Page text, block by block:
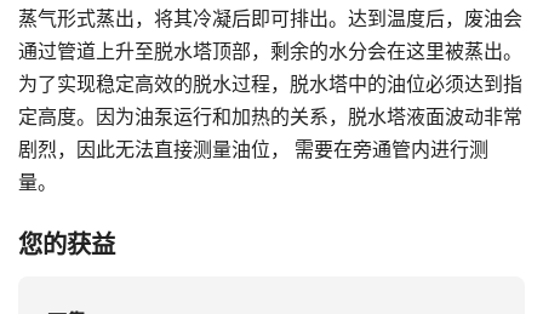
蒸气形式蒸出，将其冷凝后即可排出。达到温度后，废油会
通过管道上升至脱水塔顶部，剩余的水分会在这里被蒸出。
为了实现稳定高效的脱水过程，脱水塔中的油位必须达到指
定高度。因为油泵运行和加热的关系，脱水塔液面波动非常
剧烈，因此无法直接测量油位， 需要在旁通管内进行测
量。
您的获益